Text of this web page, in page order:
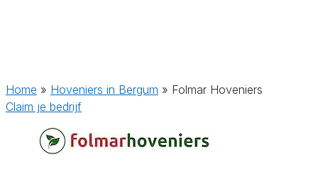
Home » Hoveniers in Bergum » Folmar Hoveniers
Claim je bedrijf